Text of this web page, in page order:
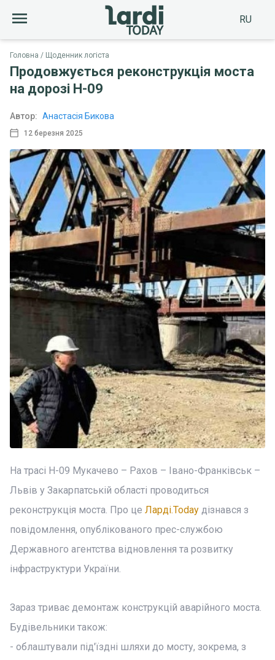
RU
Головна Щоденник логіста
Продовжується реконструкція моста
на дорозі Н-09
12 березня 2025
Автор: Анастасія Бикова
На трасі Н-09 Мукачево – Рахов – Івано-Франківськ –
Львів у Закарпатській області проводиться
реконструкція моста. Про це Ларді.Today дізнався з
повідомлення, опублікованого прес-службою
Державного агентства відновлення та розвитку
інфраструктури України.
Зараз триває демонтаж конструкцій аварійного моста.
Будівельники також:
- облаштували під'їздні шляхи до мосту, зокрема, з